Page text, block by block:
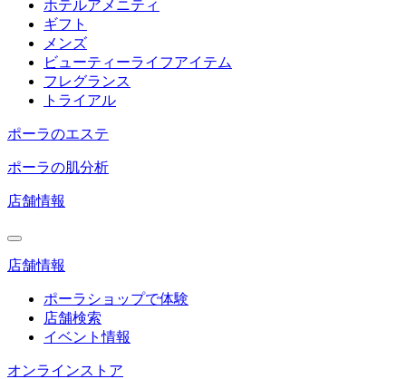
ホテルアメニティ
ギフト
メンズ
ビューティーライフアイテム
フレグランス
トライアル
ポーラのエステ
ポーラの肌分析
店舗情報
店舗情報
ポーラショップで体験
店舗検索
イベント情報
オンラインストア